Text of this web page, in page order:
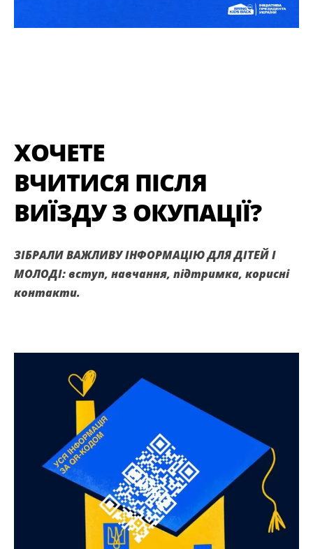
ХОЧЕТЕ
ВЧИТИСЯ ПІСЛЯ
ВИЇЗДУ З ОКУПАЦІЇ?
ЗІБРАЛИ ВАЖЛИВУ ІНФОРМАЦІЮ ДЛЯ ДІТЕЙ І
МОЛОДІ: вступ, навчання, підтримка, корисні
контакти.